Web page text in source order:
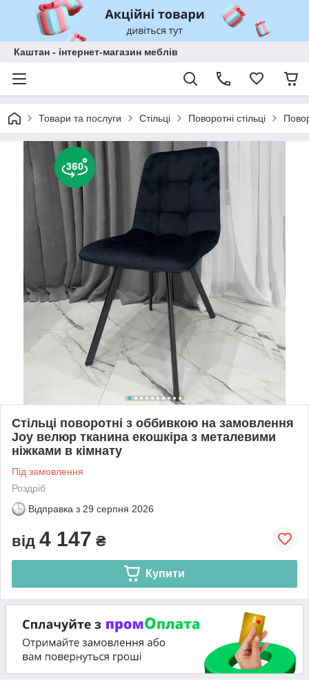
Каштан - інтернет-магазин меблів
Товари та послуги Стільці Поворотні стільці
Стільці поворотні з оббивкою на замовлення
Joy велюр тканина екошкіра з металевими
ніжками в кімнату
Під замовлення
Роздріб
Відправка з 29 серпня 2026
від 4 147 ₴
Купити